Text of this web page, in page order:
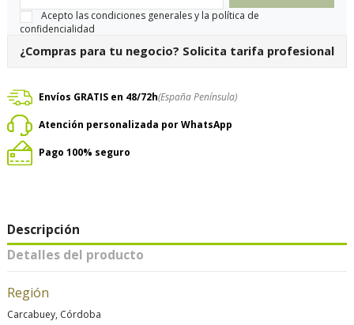
Acepto las condiciones generales y la política de
confidencialidad
¿Compras para tu negocio? Solicita tarifa profesional
Envíos GRATIS en 48/72h(España Península)
Atención personalizada por WhatsApp
Pago 100% seguro
Descripción
Detalles del producto
Región
Carcabuey, Córdoba